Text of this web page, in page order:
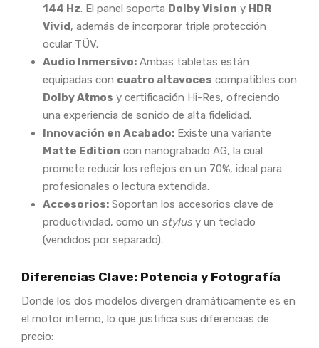
144 Hz. El panel soporta Dolby Vision y HDR
Vivid, además de incorporar triple protección
ocular TÜV.
Audio Inmersivo: Ambas tabletas están
equipadas con cuatro altavoces compatibles con
Dolby Atmos y certificación Hi-Res, ofreciendo
una experiencia de sonido de alta fidelidad.
Innovación en Acabado: Existe una variante
Matte Edition con nanograbado AG, la cual
promete reducir los reflejos en un 70%, ideal para
profesionales o lectura extendida.
Accesorios: Soportan los accesorios clave de
productividad, como un stylusy un teclado
(vendidos por separado).
Diferencias Clave: Potencia y Fotografía
Donde los dos modelos divergen dramáticamente es en
el motor interno, lo que justifica sus diferencias de
precio: